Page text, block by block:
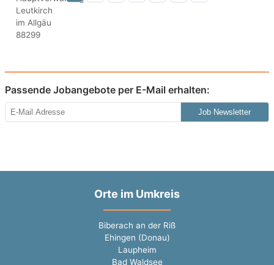
Passende Jobangebote per E-Mail erhalten:
Job Newsletter
Orte im Umkreis
Biberach an der Riß
Ehingen (Donau)
Laupheim
Bad Waldsee